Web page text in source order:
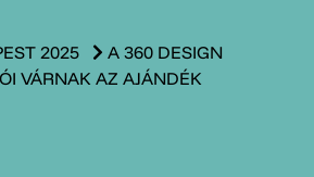
2025
A 360 DESIGN
VÁRNAK AZ AJÁNDÉK